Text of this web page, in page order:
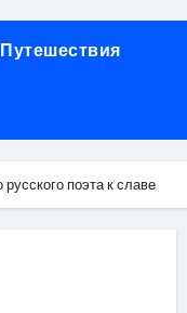
объектов
к документам
Путешествия
поэта к славе